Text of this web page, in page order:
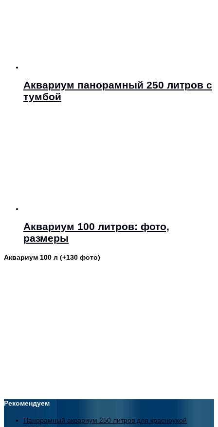
Аквариум панорамный 250 литров с
тумбой
Аквариум 100 литров: фото,
размеры
Аквариум 100 л (+130 фото)
Рекомендуем
Панорамный аквариум 250 литров для красноухой